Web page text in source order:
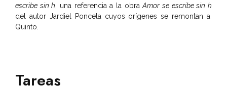
escribe sin h , una referencia a la obraAmor se escribe sin h
del autor Jardiel Poncela cuyos orígenes se remontan a
Quinto.
Tareas